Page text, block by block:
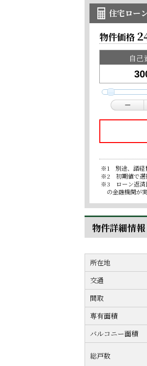
住宅ロー
物件価格
自己
※1 別途、諸経
※2 初期値で選
※3 ローン返済
の金融機関が
物件詳細情報
所在地
交通
間取
専有面積
バルコニー面積
総戸数